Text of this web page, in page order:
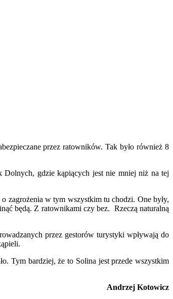
przez ratowników. Tak było również 8
gdzie kąpiących jest nie mniej niż na tej
zagrożenia w tym wszystkim tu chodzi. One były,
będą. Z ratownikami czy bez. Rzeczą naturalną
przez gestorów turystyki wpływają do
Tym bardziej, że to Solina jest przede wszystkim
Andrzej Kotowicz